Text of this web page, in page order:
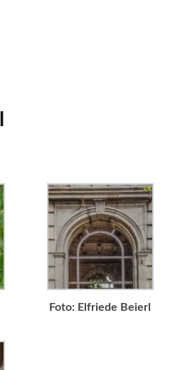
Foto: Elfriede Beierl